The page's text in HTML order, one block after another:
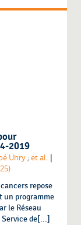
2019
Uhry ;et al. |
repose
un programme
le Réseau
de[...]